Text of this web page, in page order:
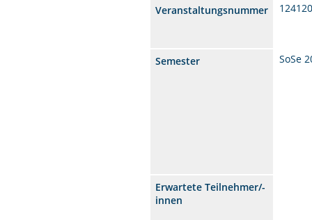
Veranstaltungsnummer
Semester SoSe
Erwartete Teilnehmer/-
innen